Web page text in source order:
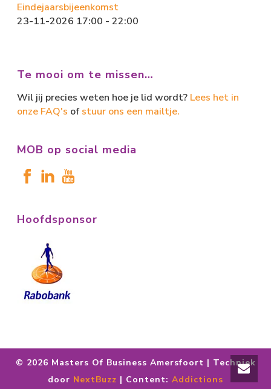
Eindejaarsbijeenkomst
23-11-2026 17:00 - 22:00
Te mooi om te missen…
Wil jij precies weten hoe je lid wordt? Lees het in
onze FAQ's of stuur ons een mailtje.
MOB op social media
Hoofdsponsor
© 2026 Masters Of Business Amersfoort | Techniek
door NextBuzz | Content: Addictions